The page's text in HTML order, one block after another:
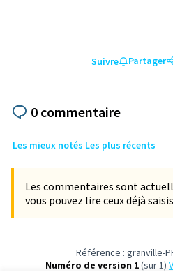
Suivre Partager
0 commentaire
Les mieux notés Les plus récents
Les commentaires sont
vous pouvez lire ceux déjà
Référence : granville-
Numéro de version 1(sur 1)